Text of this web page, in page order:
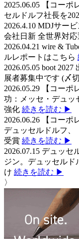
2025.06.05
【コーポ
セルドルフ社長を
2026.4.10 MDJサー
会社日新 全世界対
2026.04.21 wire &
ルレポートはこちら
2026.05.05 boot 2027
展者募集中です (〆
2026.05.29
【コーポ
功：メッセ・デュッ
強化 続きを読む ▶
2026.06.26
【コーポ
デュッセルドルフ、
受賞 続きを読む ▶
2026.07.15 デュッセ
ジン。デュッセルド
け 続きを読む ▶
〉